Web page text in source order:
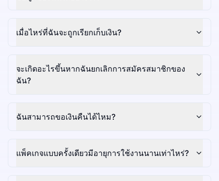
เมื่อไหร่ที่ฉันจะถูกเรียกเก็บเงิน?
จะเกิดอะไรขึ้นหากฉันยกเลิกการสมัครสมาชิกของ
ฉัน?
ฉันสามารถขอเงินคืนได้ไหม?
แพ็คเกจแบบครั้งเดียวมีอายุการใช้งานนานเท่าไหร่?